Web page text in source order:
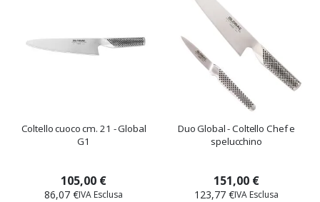
Coltello cuoco cm. 21 - Global
G1
105,00 €
86,07 €
Duo Global - Coltello Chef e
spelucchino
151,00 €
123,77 €